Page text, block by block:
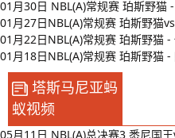
01月30日 NBL(A)常规赛 珀斯野猫
01月27日NBL(A)常规赛 珀斯野猫
01月22日NBL(A)常规赛 珀斯野猫
01月18日NBL(A)常规赛 珀斯野猫
塔斯马尼亚蚂
蚁视频
05月11日 NBL(A)总决赛3 悉尼国